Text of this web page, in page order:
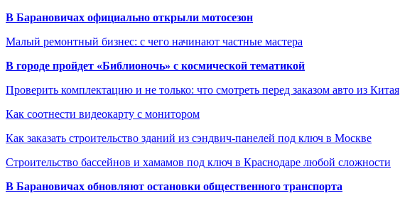
В Барановичах официально открыли мотосезон
Малый ремонтный бизнес: с чего начинают частные мастера
В городе пройдет «Библионочь» с космической тематикой
Проверить комплектацию и не только: что смотреть перед заказом авто из Китая
Как соотнести видеокарту с монитором
Как заказать строительство зданий из сэндвич-панелей под ключ в Москве
Строительство бассейнов и хамамов под ключ в Краснодаре любой сложности
В Барановичах обновляют остановки общественного транспорта